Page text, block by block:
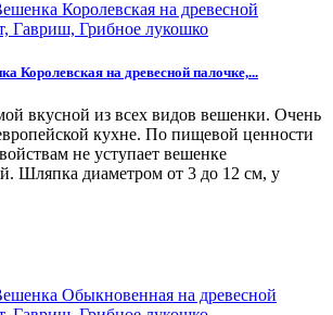
Королевская на древесной палочке,...
вкусной из всех видов вешенки. Очень
кухне. По пищевой ценности
не уступает вешенке
Шляпка диаметром от 3 до 12 см, у